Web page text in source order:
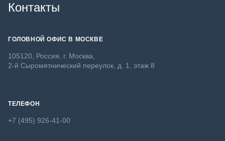
Контакты
ГОЛОВНОЙ ОФИС В МОСКВЕ
105120, Россия, г. Москва,
2-й Сыромятнический переулок, д. 1, этаж 8
ТЕЛЕФОН
+7 (495) 926-41-00